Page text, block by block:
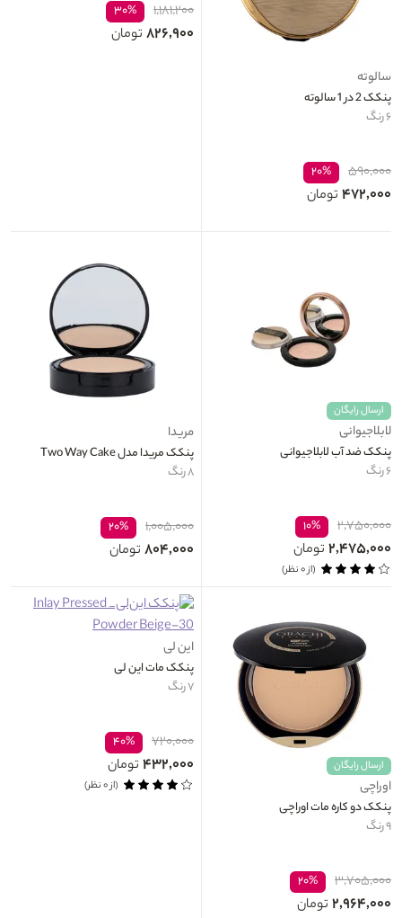
سالوته
پنکک 2 در 1 سالوته
۶ رنگ
۵۹۰,۰۰۰ ۲۰%
۴۷۲,۰۰۰ تومان
۱,۱۸۱,۲۰۰ ۳۰%
۸۲۶,۹۰۰ تومان
ارسال رایگان
لابلاجیوانی
پنکک ضد آب لابلاجیوانی
۶ رنگ
۲,۷۵۰,۰۰۰ ۱۰%
۲,۴۷۵,۰۰۰ تومان
(از ۰ نظر)
مریدا
پنکک مریدا مدل Two Way Cake
۸ رنگ
۱,۰۰۵,۰۰۰ ۲۰%
۸۰۴,۰۰۰ تومان
ارسال رایگان
اوراچی
پنکک دو کاره مات اوراچی
۹ رنگ
۳,۷۰۵,۰۰۰ ۲۰%
۲,۹۶۴,۰۰۰ تومان
این لی
پنکک مات این لی
۷ رنگ
۷۲۰,۰۰۰ ۴۰%
۴۳۲,۰۰۰ تومان
(از ۰ نظر)